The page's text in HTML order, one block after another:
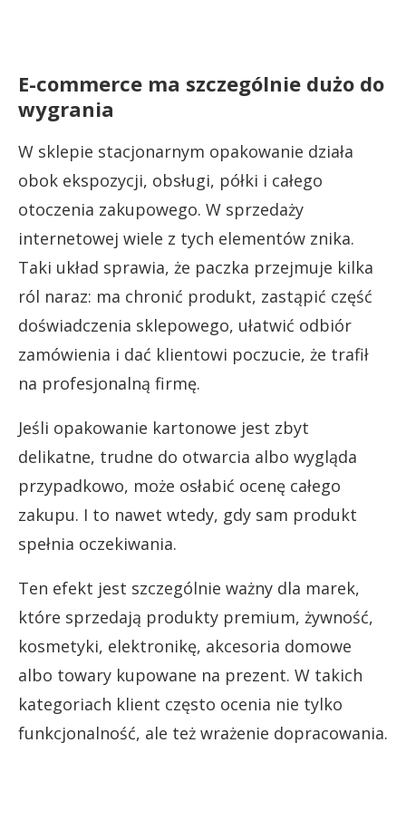
E-commerce ma szczególnie dużo do
wygrania
W sklepie stacjonarnym opakowanie działa
obok ekspozycji, obsługi, półki i całego
otoczenia zakupowego. W sprzedaży
internetowej wiele z tych elementów znika.
Taki układ sprawia, że paczka przejmuje kilka
ról naraz: ma chronić produkt, zastąpić część
doświadczenia sklepowego, ułatwić odbiór
zamówienia i dać klientowi poczucie, że trafił
na profesjonalną firmę.
Jeśli opakowanie kartonowe jest zbyt
delikatne, trudne do otwarcia albo wygląda
przypadkowo, może osłabić ocenę całego
zakupu. I to nawet wtedy, gdy sam produkt
spełnia oczekiwania.
Ten efekt jest szczególnie ważny dla marek,
które sprzedają produkty premium, żywność,
kosmetyki, elektronikę, akcesoria domowe
albo towary kupowane na prezent. W takich
kategoriach klient często ocenia nie tylko
funkcjonalność, ale też wrażenie dopracowania.